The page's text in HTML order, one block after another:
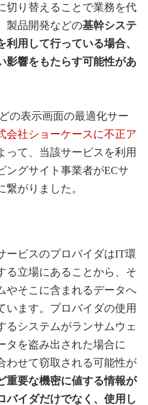
切り替えることで業務を代
製品開発などの基幹システ
用して行っている場合、
影響をもたらす可能性があ
の表示画面の最適化サー
会社ショーケースに不正ア
って、当該サービスを利用
ングサイト事業者がECサ
がりました。
ービスのプロバイダはIT環
る立場にあることから、そ
やそこに含まれるデータへ
います。プロバイダの使用
るシステムがランサムウェ
タを盗み出された場合に
わせて窃取される可能性が
重要な機密に値する情報が
バイダだけでなく、使用し